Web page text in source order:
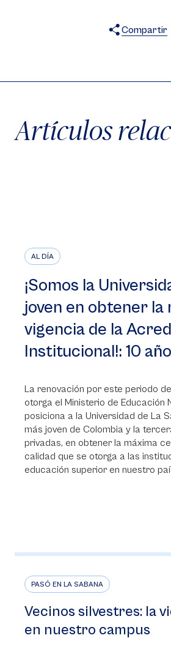
Compartir
Artículos
AL DÍA
¡Somos la
joven en obtener la
vigencia de la
Institucional!: 10
La renovación por este periodo
otorga el Ministerio de Educación
posiciona a la Universidad de La
más joven de Colombia y la
privadas, en obtener la máxima
calidad que se otorga a las
educación superior en nuestro
PASÓ EN LA SABANA
Vecinos silvestres: la
en nuestro campus